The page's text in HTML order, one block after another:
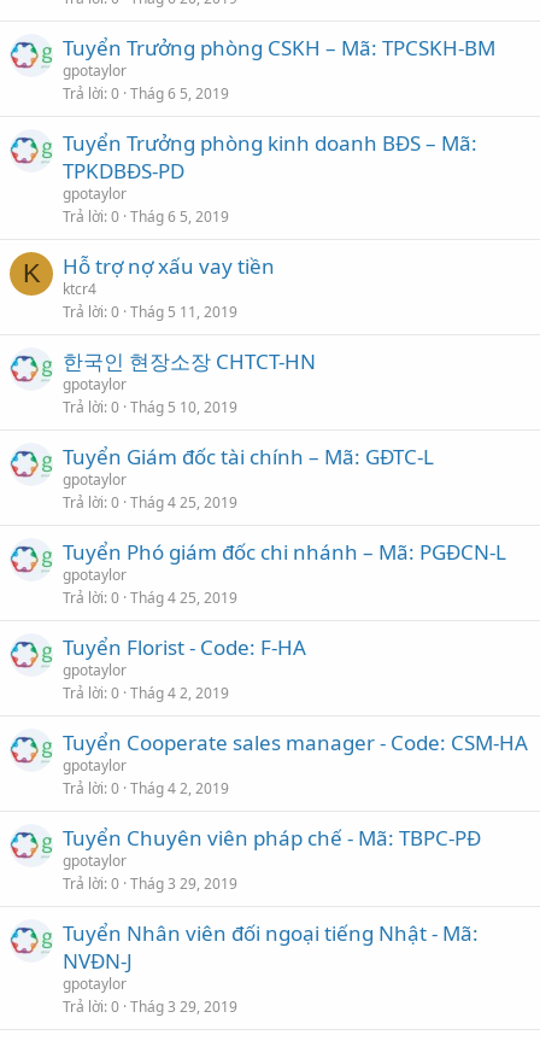
Tuyển Trưởng phòng CSKH – Mã: TPCSKH-BM
gpotaylor
Trả lời 0 Thág 6 5, 2019
Tuyển Trưởng phòng kinh doanh BĐS – Mã:
TPKDBĐS-PD
gpotaylor
Trả lời 0 Thág 6 5, 2019
K Hỗ trợ nợ xấu vay tiền
ktcr4
Trả lời 0 Thág 5 11, 2019
한국인 현장소장 CHTCT-HN
gpotaylor
Trả lời 0 Thág 5 10, 2019
Tuyển Giám đốc tài chính – Mã: GĐTC-L
gpotaylor
Trả lời 0 Thág 4 25, 2019
Tuyển Phó giám đốc chi nhánh – Mã: PGĐCN-L
gpotaylor
Trả lời 0 Thág 4 25, 2019
Tuyển Florist - Code: F-HA
gpotaylor
Trả lời 0 Thág 4 2, 2019
Tuyển Cooperate sales manager - Code: CSM-HA
gpotaylor
Trả lời 0 Thág 4 2, 2019
Tuyển Chuyên viên pháp chế - Mã: TBPC-PĐ
gpotaylor
Trả lời 0 Thág 3 29, 2019
Tuyển Nhân viên đối ngoại tiếng Nhật - Mã:
NVĐN-J
gpotaylor
Trả lời 0 Thág 3 29, 2019